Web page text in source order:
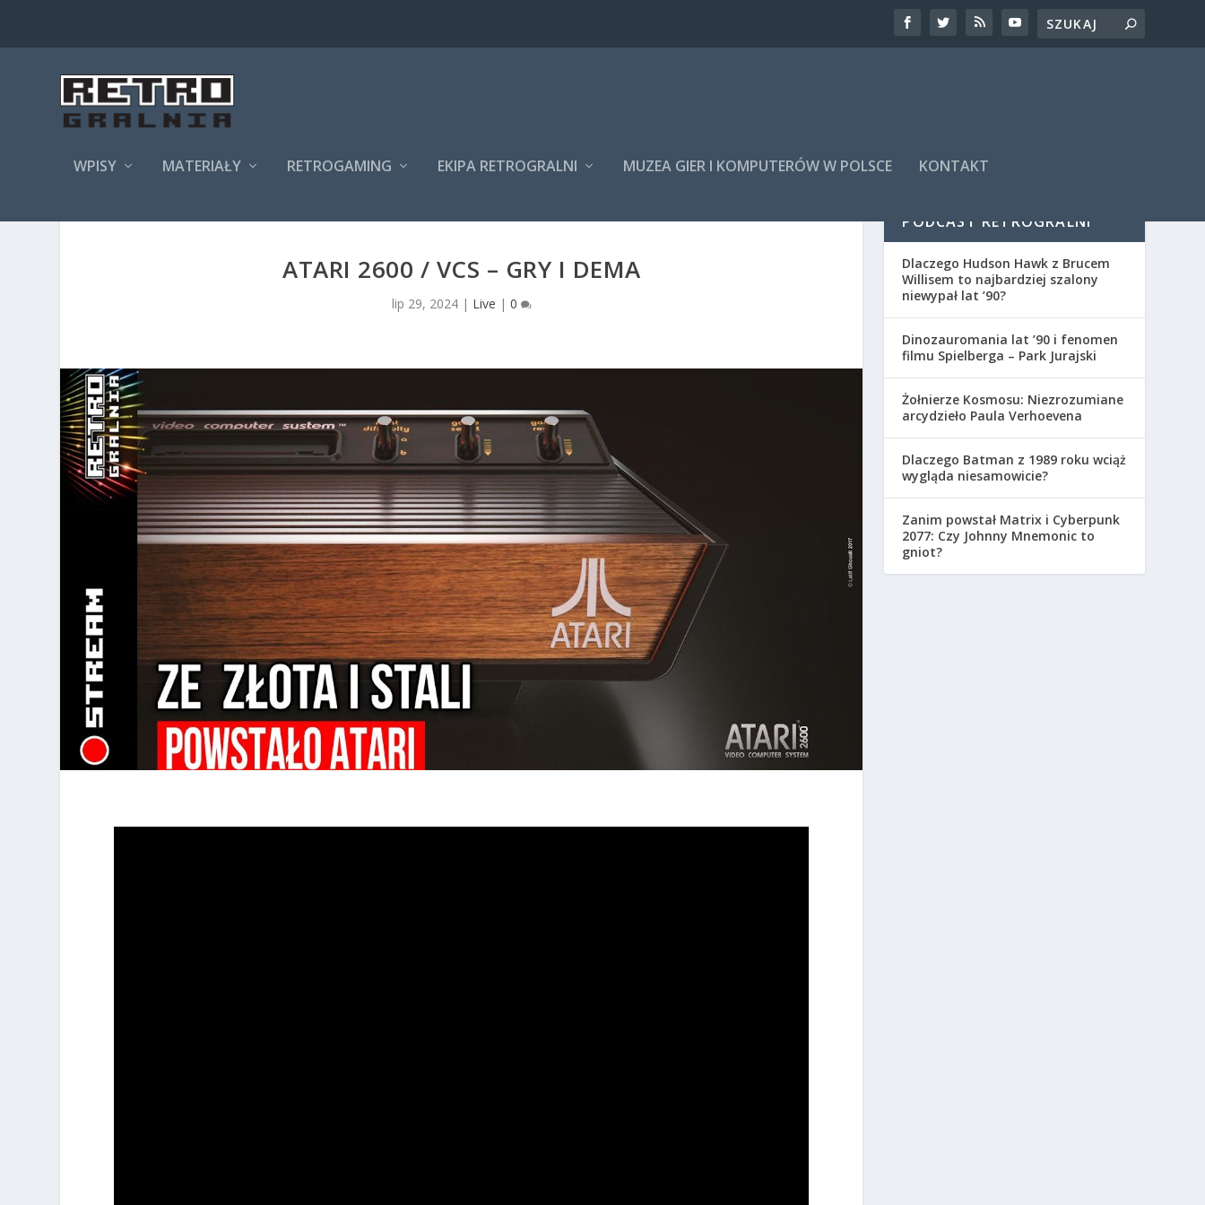
WPISY MATERIAŁY RETROGAMING EKIPA RETROGRALNI MUZEA GIER I KOMPUTERÓW W POLSCE KONTAKT
ATARI 2600 / VCS – GRY I DEMA
lip 29, 2024| Live | 0
PODCAST RETROGRALNI
Dlaczego Hudson Hawk z Brucem
Willisem to najbardziej szalony
niewypał lat ’90?
Dinozauromania lat ’90 i fenomen
filmu Spielberga – Park Jurajski
Żołnierze Kosmosu: Niezrozumiane
arcydzieło Paula Verhoevena
Dlaczego Batman z 1989 roku wciąż
wygląda niesamowicie?
Zanim powstał Matrix i Cyberpunk
2077: Czy Johnny Mnemonic to
gniot?